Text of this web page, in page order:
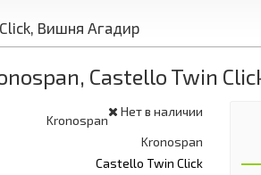
Вишня Агадир
Castello Twin
Нет в наличии
Kronospan
Kronospan
Castello Twin Click